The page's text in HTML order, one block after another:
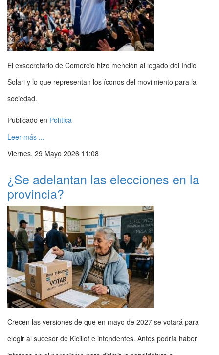
El exsecretario de Comercio hizo mención al legado del Indio
Solari y lo que representan los íconos del movimiento para la
sociedad.
Publicado en Política
Leer más ...
Viernes, 29 Mayo 2026 11:08
¿Se adelantan las elecciones en la
provincia?
Crecen las versiones de que en mayo de 2027 se votará para
elegir al sucesor de Kicillof e intendentes. Antes podría haber